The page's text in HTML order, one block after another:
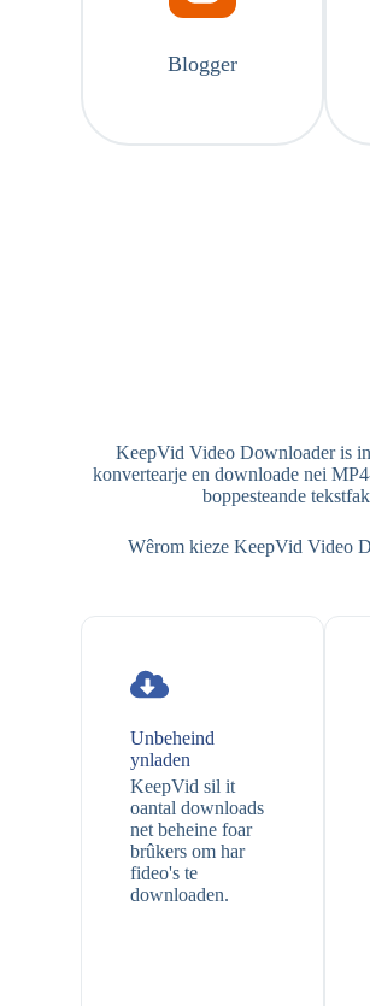
Blogger
KeepVid Video Downloader is
konvertearje en downloade nei
boppesteande
Wêrom kieze KeepVid Video
Unbeheind
ynladen
KeepVid sil it
oantal downloads
net beheine foar
brûkers om har
fideo's te
downloaden.